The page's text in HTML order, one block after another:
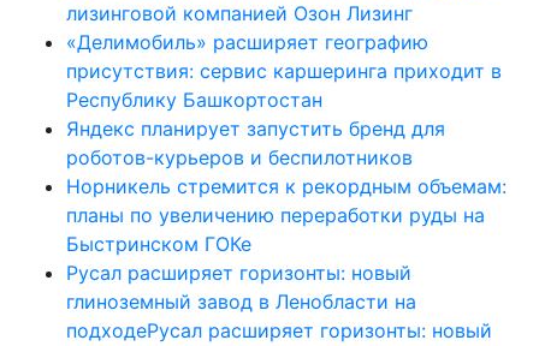
лизинговой компанией Озон Лизинг
«Делимобиль» расширяет географию
присутствия: сервис каршеринга приходит в
Республику Башкортостан
Яндекс планирует запустить бренд для
роботов-курьеров и беспилотников
Норникель стремится к рекордным объемам:
планы по увеличению переработки руды на
Быстринском ГОКе
Русал расширяет горизонты: новый
глиноземный завод в Ленобласти на
подходеРусал расширяет горизонты: новый